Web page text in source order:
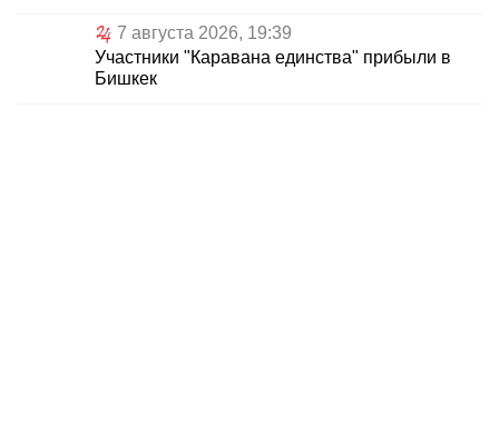
7 августа 2026, 19:39
Участники "Каравана единства" прибыли в
Бишкек